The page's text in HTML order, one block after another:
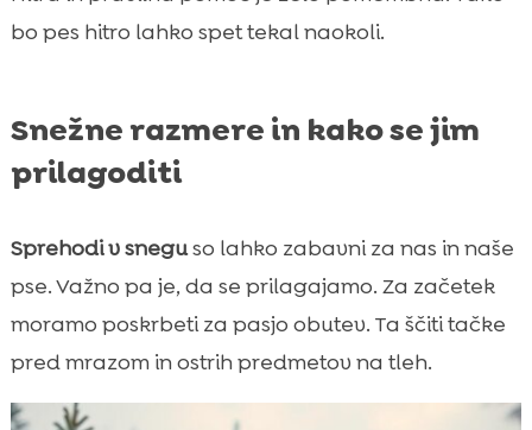
bo pes hitro lahko spet tekal naokoli.
Snežne razmere in kako se jim
prilagoditi
Sprehodi v sneguso lahko zabavni za nas in naše
pse. Važno pa je, da se prilagajamo. Za začetek
moramo poskrbeti za pasjo obutev. Ta ščiti tačke
pred mrazom in ostrih predmetov na tleh.